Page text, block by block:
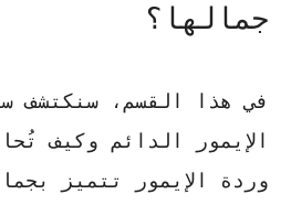
جمالها؟
في هذا القسم، سنكتشف
الإيمور الدائم وكيف
وردة الإيمور تتميز